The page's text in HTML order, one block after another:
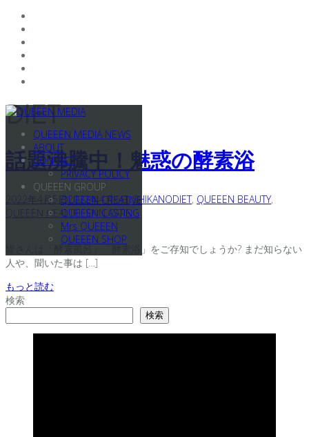
コ
ン
ツ
キ
ッ
QUEEEN MEDIA NEWS
ABOUT
CONTACT
PRIVACY POLICY
QUEEEN GROUP
QUEEEN CREATIVE
QUEEEN CASTING
Mrs QUEEEN
QUEEEN SHOP
DIET
話題沸騰中！魅惑の酵素浴
2022年4月5日2022年4月6日 SHIKANODIET, QUEEEN BEAUTY,
QUEEEN HEALTH,SKIN CARE
皆さんは「酵素風呂」「酵素浴」をご存知でしょうか? まだ知らない
人や、聞いた事は […]
もっと読む
検索
検索